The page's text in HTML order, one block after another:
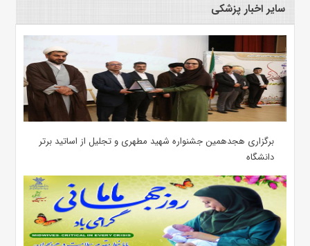
سایر اخبار پزشکی
برگزاری هجدهمین جشنواره شهید مطهری و تجلیل از اساتید برتر
دانشگاه